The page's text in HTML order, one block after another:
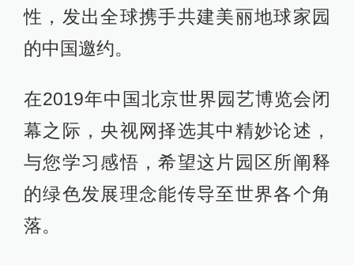
性，发出全球携手共建美丽地球家园
的中国邀约。
在2019年中国北京世界园艺博览会闭
幕之际，央视网择选其中精妙论述，
与您学习感悟，希望这片园区所阐释
的绿色发展理念能传导至世界各个角
落。